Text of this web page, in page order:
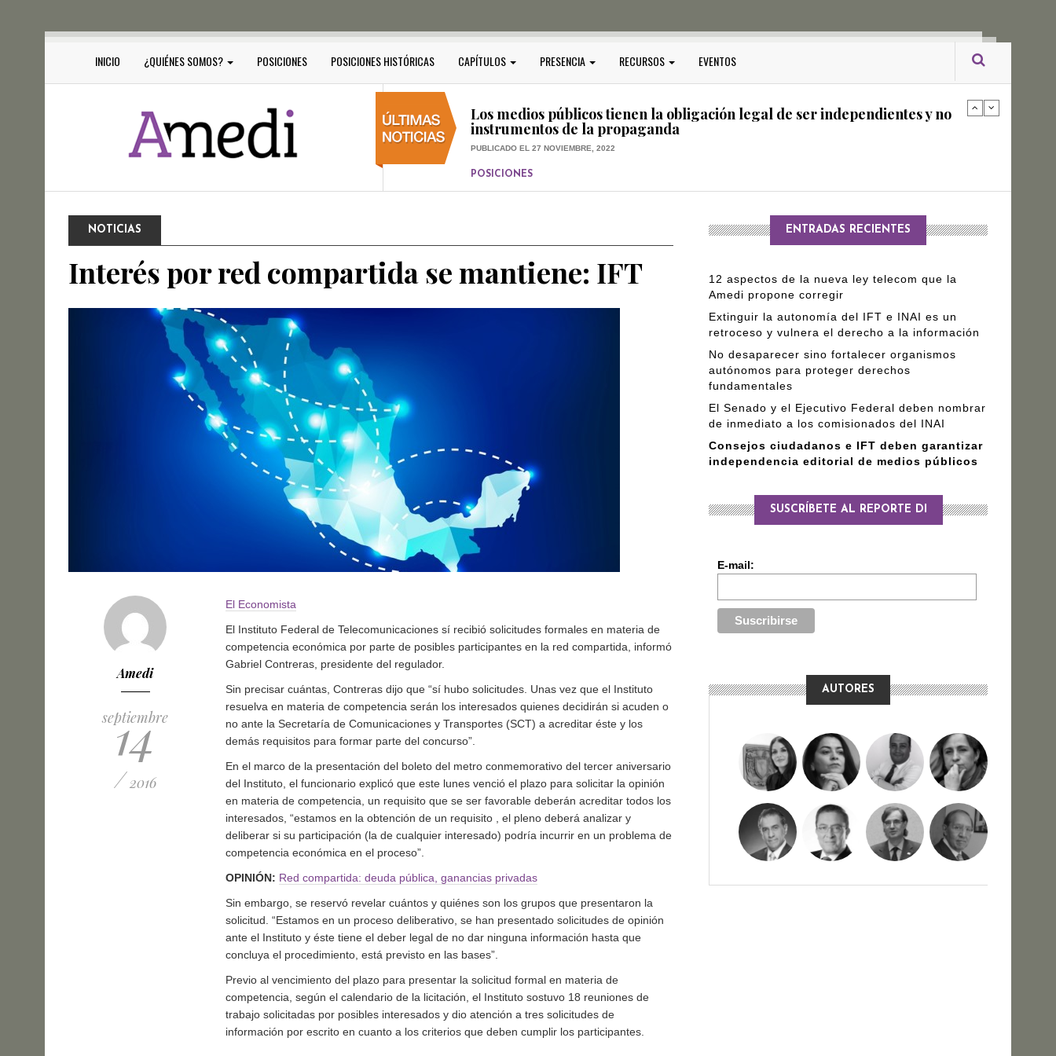
INICIO ¿QUIÉNES SOMOS? POSICIONES POSICIONES HISTÓRICAS CAPÍTULOS PRESENCIA RECURSOS EVENTOS
PUBLICADO EL 17 DICIEMBRE, 2022
Los medios públicos tienen la obligación legal de ser independientes y no
instrumentos de la propaganda
PUBLICADO EL 27 NOVIEMBRE, 2022
POSICIONES
Consejos ciudadanos e IFT deben garantizar independencia editorial de
NOTICIAS
Interés por red compartida se mantiene: IFT
Amedi
septiembre
14
/ 2016
El Economista
El Instituto Federal de Telecomunicaciones sí recibió solicitudes formales en materia de
competencia económica por parte de posibles participantes en la red compartida, informó
Gabriel Contreras, presidente del regulador.
Sin precisar cuántas, Contreras dijo que “sí hubo solicitudes. Unas vez que el Instituto
resuelva en materia de competencia serán los interesados quienes decidirán si acuden o
no ante la Secretaría de Comunicaciones y Transportes (SCT) a acreditar éste y los
demás requisitos para formar parte del concurso”.
En el marco de la presentación del boleto del metro conmemorativo del tercer aniversario
del Instituto, el funcionario explicó que este lunes venció el plazo para solicitar la opinión
en materia de competencia, un requisito que se ser favorable deberán acreditar todos los
interesados, “estamos en la obtención de un requisito , el pleno deberá analizar y
deliberar si su participación (la de cualquier interesado) podría incurrir en un problema de
competencia económica en el proceso”.
OPINIÓN: Red compartida: deuda pública, ganancias privadas
Sin embargo, se reservó revelar cuántos y quiénes son los grupos que presentaron la
solicitud. “Estamos en un proceso deliberativo, se han presentado solicitudes de opinión
ante el Instituto y éste tiene el deber legal de no dar ninguna información hasta que
concluya el procedimiento, está previsto en las bases”.
Previo al vencimiento del plazo para presentar la solicitud formal en materia de
competencia, según el calendario de la licitación, el Instituto sostuvo 18 reuniones de
trabajo solicitadas por posibles interesados y dio atención a tres solicitudes de
información por escrito en cuanto a los criterios que deben cumplir los participantes.
ENTRADAS RECIENTES
12 aspectos de la nueva ley telecom que la
Amedi propone corregir
Extinguir la autonomía del IFT e INAI es un
retroceso y vulnera el derecho a la información
No desaparecer sino fortalecer organismos
autónomos para proteger derechos
fundamentales
El Senado y el Ejecutivo Federal deben nombrar
de inmediato a los comisionados del INAI
Consejos ciudadanos e IFT deben garantizar
independencia editorial de medios públicos
SUSCRÍBETE AL REPORTE DI
E-mail:
AUTORES